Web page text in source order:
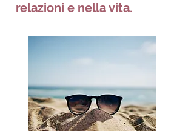
relazioni e nella vita.